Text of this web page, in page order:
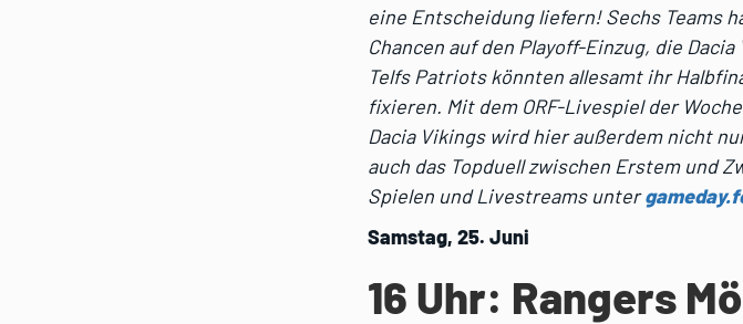
eine Entscheidung liefern! Sechs Teams
Chancen auf den Playoff-Einzug, die
Telfs Patriots könnten allesamt ihr
fixieren. Mit dem ORF-Livespiel der
Dacia Vikings wird hier außerdem nicht
auch das Topduell zwischen Erstem und
Spielen und Livestreams unter
Samstag, 25. Juni
16 Uhr: Rangers